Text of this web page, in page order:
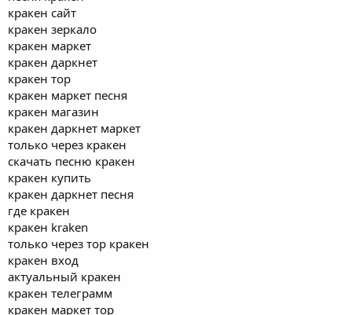
кракен сайт
кракен зеркало
кракен маркет
кракен даркнет
кракен тор
кракен маркет песня
кракен магазин
кракен даркнет маркет
только через кракен
скачать песню кракен
кракен купить
кракен даркнет песня
где кракен
кракен kraken
только через тор кракен
кракен вход
актуальный кракен
кракен телеграмм
кракен маркет тор